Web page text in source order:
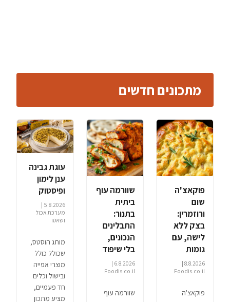
מתכונים חדשים
פוקאצ'ה
שום
ורוזמרין:
בצק ללא
לישה, עם
גומות
8.8.2026 |
Foodis.co.il
פוקאצ'ה
שוורמה עוף
ביתית
בתנור:
התבלינים
הנכונים,
בלי שיפוד
6.8.2026 |
Foodis.co.il
שוורמה עוף
עוגת גבינה
ענן לימון
ופיסטוק
5.8.2026 |
מערכת אכול
ושאטו
מותג הוסטס,
שכולל כולל
מוצרי אפייה
ובישול וכלים
חד פעמיים,
מציע מתכון